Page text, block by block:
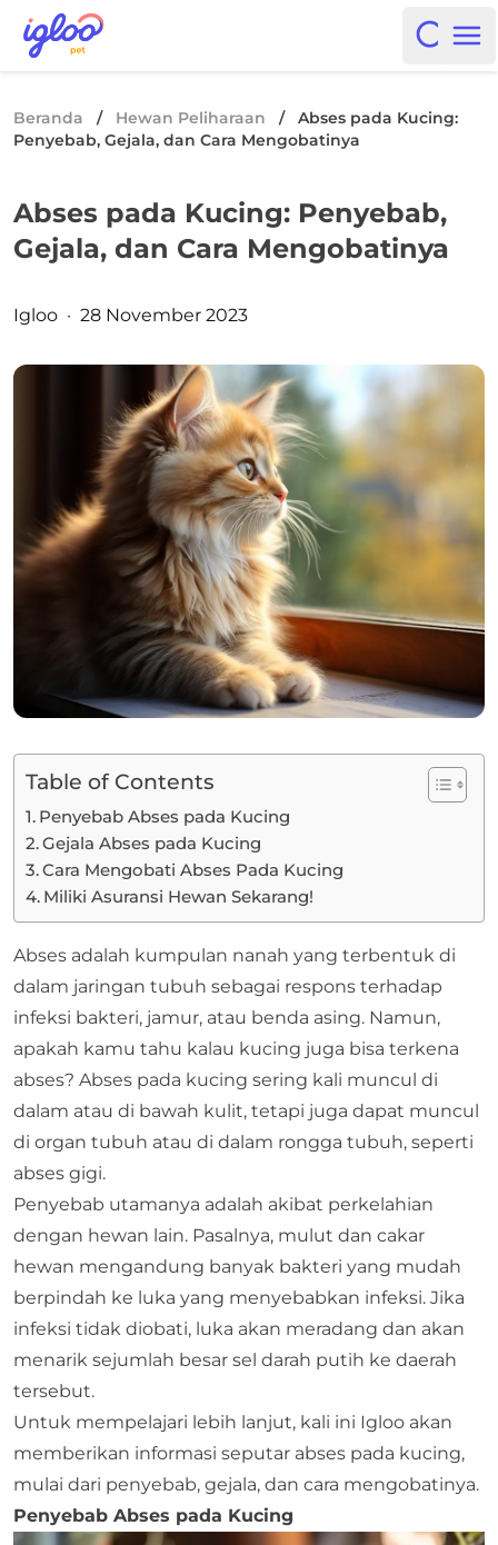
Skip to content
Igloo Blog
Open
Beranda / Hewan Peliharaan /
Abses pada Kucing:
Penyebab, Gejala, dan Cara Mengobatinya
Abses pada Kucing: Penyebab,
Gejala, dan Cara Mengobatinya
Posted by
Igloo · 28 November 2023
Table of Contents
Penyebab Abses pada Kucing
Gejala Abses pada Kucing
Cara Mengobati Abses Pada Kucing
Miliki Asuransi Hewan Sekarang!
Abses adalah kumpulan nanah yang terbentuk di
dalam jaringan tubuh sebagai respons terhadap
infeksi bakteri, jamur, atau benda asing. Namun,
apakah kamu tahu kalau kucing juga bisa terkena
abses? Abses pada kucing sering kali muncul di
dalam atau di bawah kulit, tetapi juga dapat muncul
di organ tubuh atau di dalam rongga tubuh, seperti
abses gigi.
Penyebab utamanya adalah akibat perkelahian
dengan hewan lain. Pasalnya, mulut dan cakar
hewan mengandung banyak bakteri yang mudah
berpindah ke luka yang menyebabkan infeksi. Jika
infeksi tidak diobati, luka akan meradang dan akan
menarik sejumlah besar sel darah putih ke daerah
tersebut.
Untuk mempelajari lebih lanjut, kali ini Igloo akan
memberikan informasi seputar abses pada kucing,
mulai dari penyebab, gejala, dan cara mengobatinya.
Penyebab Abses pada Kucing